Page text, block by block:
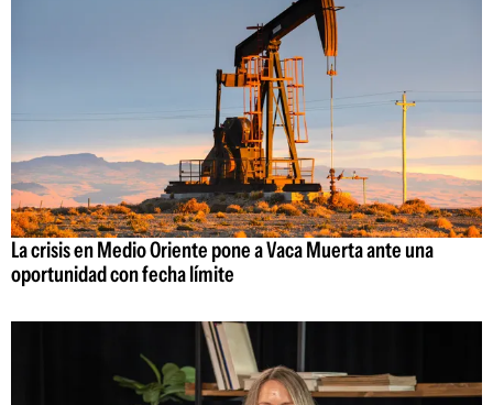
La crisis en Medio Oriente pone a Vaca Muerta ante una
oportunidad con fecha límite